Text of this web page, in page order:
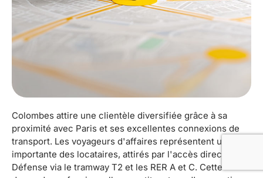
Colombes attire une clientèle diversifiée grâce à sa
proximité avec Paris et ses excellentes connexions de
transport. Les voyageurs d'affaires représentent une part
importante des locataires, attirés par l'accès direct à La
Défense via le tramway T2 et les RER A et C. Cette